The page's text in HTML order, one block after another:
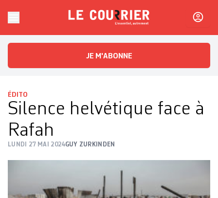
Le CourrierL'essentiel, autrement
JE M'ABONNE
ÉDITO
Silence helvétique face à
Rafah
LUNDI 27 MAI 2024GUY ZURKINDEN